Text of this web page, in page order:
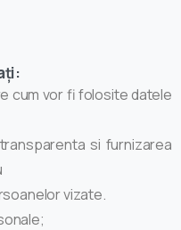
cum vor fi folosite datele
si furnizarea
vizate.